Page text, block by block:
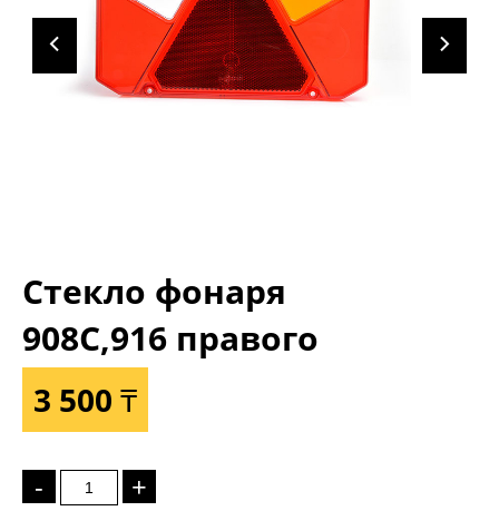
Стекло фонаря
908C,916 правого
3 500 ₸
- +